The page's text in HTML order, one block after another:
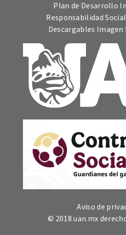
Plan de Desarrollo
Responsabilidad
Descargables
Aviso de
© 2018 uan.mx